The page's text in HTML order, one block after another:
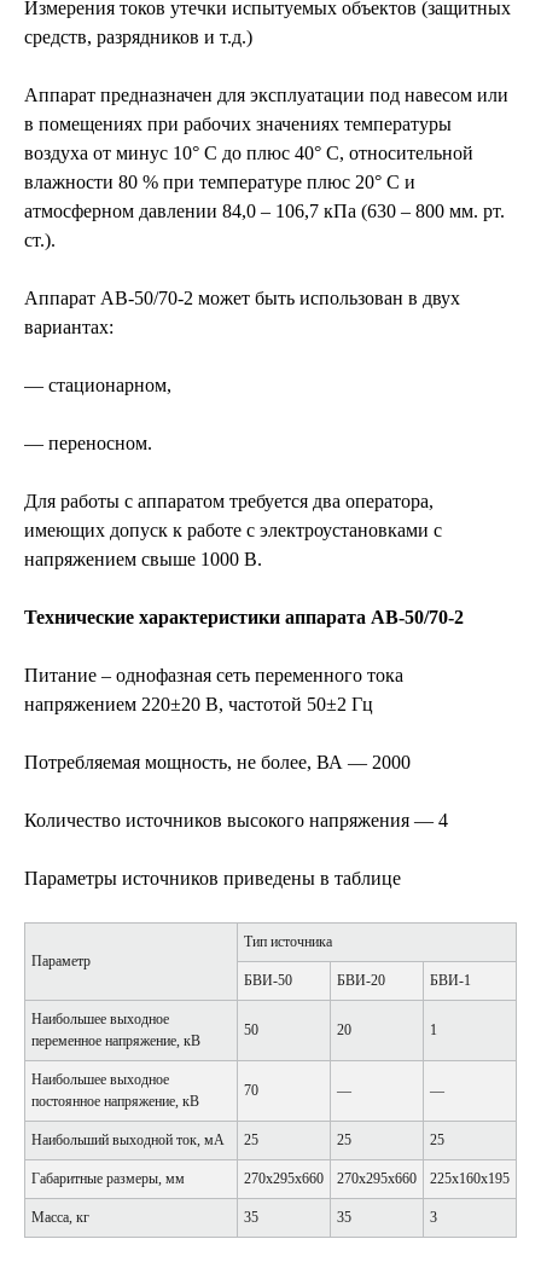
Измерения токов утечки испытуемых объектов (защитных
средств, разрядников и т.д.)
Аппарат предназначен для эксплуатации под навесом или
в помещениях при рабочих значениях температуры
воздуха от минус 10° С до плюс 40° С, относительной
влажности 80 % при температуре плюс 20° С и
атмосферном давлении 84,0 – 106,7 кПа (630 – 800 мм. рт.
ст.).
Аппарат АВ-50/70-2 может быть использован в двух
вариантах:
— стационарном,
— переносном.
Для работы с аппаратом требуется два оператора,
имеющих допуск к работе с электроустановками с
напряжением свыше 1000 В.
Технические характеристики аппарата АВ-50/70-2
Питание – однофазная сеть переменного тока
напряжением 220±20 В, частотой 50±2 Гц
Потребляемая мощность, не более, ВА — 2000
Количество источников высокого напряжения — 4
Параметры источников приведены в таблице
Параметр
Тип источника
БВИ-50 БВИ-20 БВИ-1
Наибольшее выходное
переменное напряжение, кВ
50 20 1
Наибольшее выходное
постоянное напряжение, кВ
70 — —
Наибольший выходной ток, мА 25 25 25
Габаритные размеры, мм 270х295х660 270х295х660 225х160х195
Масса, кг 35 35 3